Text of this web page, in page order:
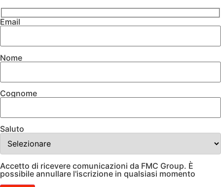
Email
Nome
Cognome
Saluto
Accetto di ricevere comunicazioni da FMC Group. È
possibile annullare l'iscrizione in qualsiasi momento